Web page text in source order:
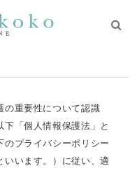
の重要性について認識
「個人情報保護法」と
のプライバシーポリシー
いいます。）に従い、適